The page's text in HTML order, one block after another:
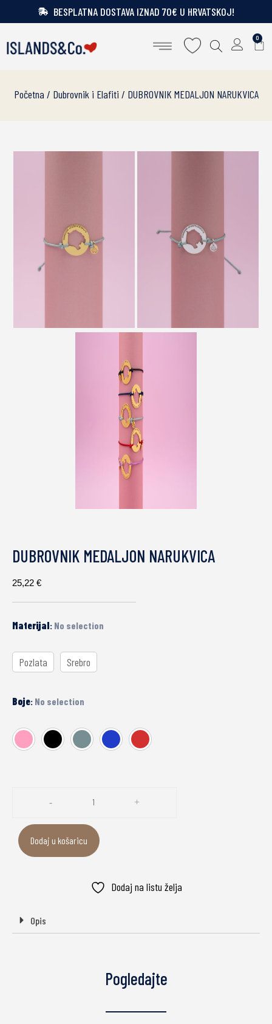
BESPLATNA DOSTAVA IZNAD 70€ U HRVATSKOJ!
0
Početna / Dubrovnik i Elafiti / DUBROVNIK MEDALJON NARUKVICA
DUBROVNIK MEDALJON NARUKVICA
25,22 €
Materijal: No selection
Pozlata Srebro
Boje: No selection
- +
Dodaj u košaricu
Dodaj na listu želja
Opis
Pogledajte